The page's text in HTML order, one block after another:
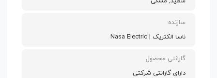
سازنده
ناسا الکتریک | Nasa Electric
گارانتی محصول
دارای گارانتی شرکتی